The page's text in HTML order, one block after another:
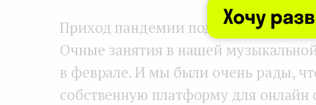
Приход пандемии подтвердил, что
Очные занятия в нашей
в феврале. И мы были очень рады,
собственную платформу для